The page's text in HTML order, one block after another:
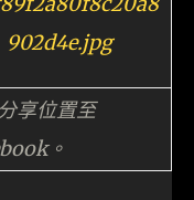
享位置至
。